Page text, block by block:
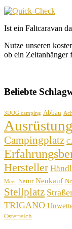
Ist ein Faltcaravan
Nutze unseren
ob ein Zeltanhänger
Beliebte
3DOG camping Abbau
Ausrüstung
Campingplatz
Hersteller
Meer Natur Neukauf
Stellplatz
TRIGANO
Österreich